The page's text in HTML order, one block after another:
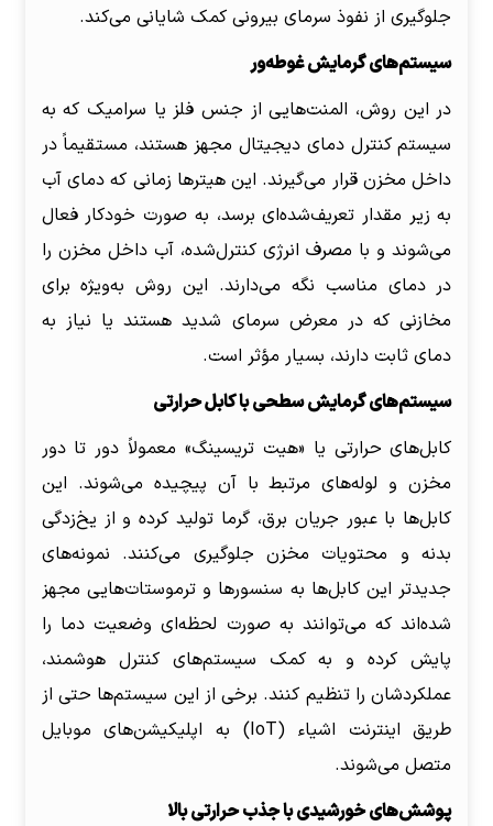
جلوگیری از نفوذ سرمای بیرونی کمک شایانی می‌کند.
سیستم‌های گرمایش غوطه‌ور
در این روش، المنت‌هایی از جنس فلز یا سرامیک که به
سیستم کنترل دمای دیجیتال مجهز هستند، مستقیماً در
داخل مخزن قرار می‌گیرند. این هیترها زمانی که دمای آب
به زیر مقدار تعریف‌شده‌ای برسد، به صورت خودکار فعال
می‌شوند و با مصرف انرژی کنترل‌شده، آب داخل مخزن را
در دمای مناسب نگه می‌دارند. این روش به‌ویژه برای
مخازنی که در معرض سرمای شدید هستند یا نیاز به
دمای ثابت دارند، بسیار مؤثر است.
سیستم‌های گرمایش سطحی با کابل حرارتی
کابل‌های حرارتی یا «هیت تریسینگ» معمولاً دور تا دور
مخزن و لوله‌های مرتبط با آن پیچیده می‌شوند. این
کابل‌ها با عبور جریان برق، گرما تولید کرده و از یخ‌زدگی
بدنه و محتویات مخزن جلوگیری می‌کنند. نمونه‌های
جدیدتر این کابل‌ها به سنسورها و ترموستات‌هایی مجهز
شده‌اند که می‌توانند به صورت لحظه‌ای وضعیت دما را
پایش کرده و به کمک سیستم‌های کنترل هوشمند،
عملکردشان را تنظیم کنند. برخی از این سیستم‌ها حتی از
طریق اینترنت اشیاء (IoT) به اپلیکیشن‌های موبایل
متصل می‌شوند.
پوشش‌های خورشیدی با جذب حرارتی بالا